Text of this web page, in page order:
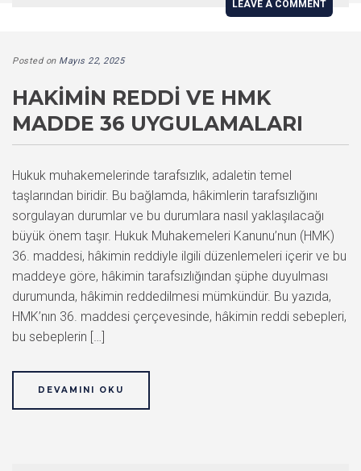
LEAVE A COMMENT
Posted on Mayıs 22, 2025
HAKIMIN REDDI VE HMK
MADDE 36 UYGULAMALARI
Hukuk muhakemelerinde tarafsızlık, adaletin temel
taşlarından biridir. Bu bağlamda, hâkimlerin tarafsızlığını
sorgulayan durumlar ve bu durumlara nasıl yaklaşılacağı
büyük önem taşır. Hukuk Muhakemeleri Kanunu’nun (HMK)
36. maddesi, hâkimin reddiyle ilgili düzenlemeleri içerir ve bu
maddeye göre, hâkimin tarafsızlığından şüphe duyulması
durumunda, hâkimin reddedilmesi mümkündür. Bu yazıda,
HMK’nın 36. maddesi çerçevesinde, hâkimin reddi sebepleri,
bu sebeplerin […]
DEVAMINI OKU